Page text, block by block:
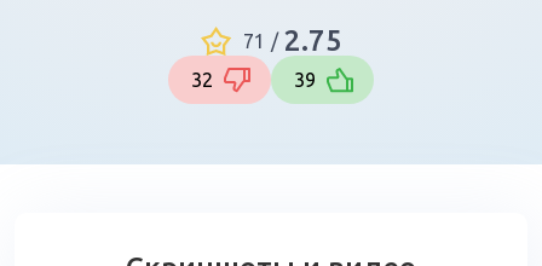
71 / 2.75
32 39